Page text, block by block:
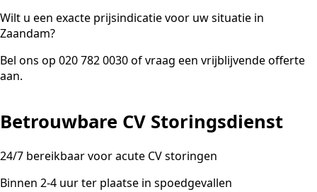
Wilt u een exacte prijsindicatie voor uw situatie in
Zaandam?
Bel ons op 020 782 0030 of vraag een vrijblijvende offerte
aan.
Betrouwbare CV Storingsdienst
24/7 bereikbaar voor acute CV storingen
Binnen 2-4 uur ter plaatse in spoedgevallen